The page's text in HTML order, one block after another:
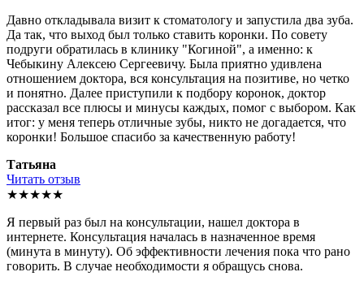
Давно откладывала визит к стоматологу и запустила два зуба.
Да так, что выход был только ставить коронки. По совету
подруги обратилась в клинику "Когиной", а именно: к
Чебыкину Алексею Сергеевичу. Была приятно удивлена
отношением доктора, вся консультация на позитиве, но четко
и понятно. Далее приступили к подбору коронок, доктор
рассказал все плюсы и минусы каждых, помог с выбором. Как
итог: у меня теперь отличные зубы, никто не догадается, что
коронки! Большое спасибо за качественную работу!
Татьяна
Читать отзыв
★★★★★
Я первый раз был на консультации, нашел доктора в
интернете. Консультация началась в назначенное время
(минута в минуту). Об эффективности лечения пока что рано
говорить. В случае необходимости я обращусь снова.